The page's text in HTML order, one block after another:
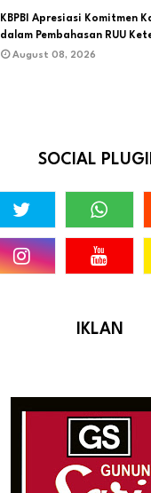
KBPBI Apresiasi Komitmen
dalam Pembahasan RUU
August 08, 2026
SOCIAL
IKLAN